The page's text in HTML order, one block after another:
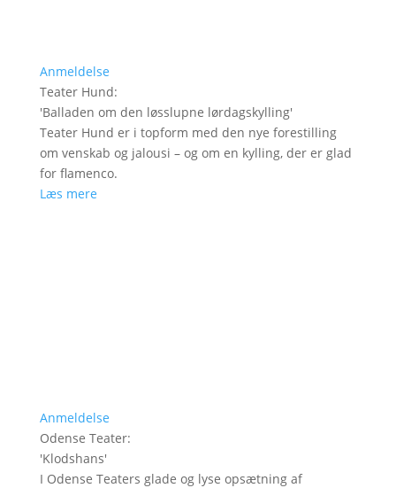
Anmeldelse
Teater Hund:
'Balladen om den løsslupne lørdagskylling'
Teater Hund er i topform med den nye forestilling
om venskab og jalousi – og om en kylling, der er glad
for flamenco.
Læs mere
Anmeldelse
Odense Teater:
'Klodshans'
I Odense Teaters glade og lyse opsætning af